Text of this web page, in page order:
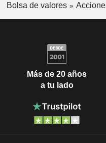
Bolsa de valores
Más de 20 años
a tu lado